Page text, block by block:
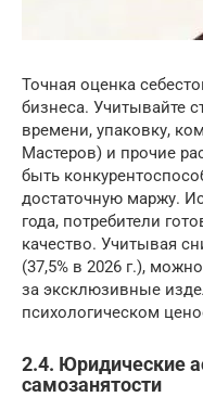
Точная оценка
бизнеса. Учитывайте
времени, упаковку,
Мастеров) и прочие
быть
достаточную маржу.
года, потребители
качество. Учитывая
(37,5% в 2026 г.),
за эксклюзивные
психологическом
2.4. Юридические
самозанятости